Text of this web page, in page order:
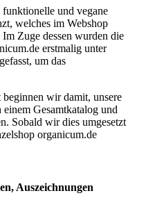
und vegane
welches im Webshop
Zuge dessen wurden die
erstmalig unter
um das
wir damit, unsere
Gesamtkatalog und
Sobald wir dies umgesetzt
organicum.de
Auszeichnungen